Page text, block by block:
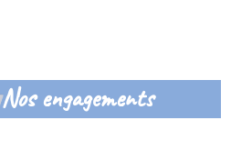
Nos engagements